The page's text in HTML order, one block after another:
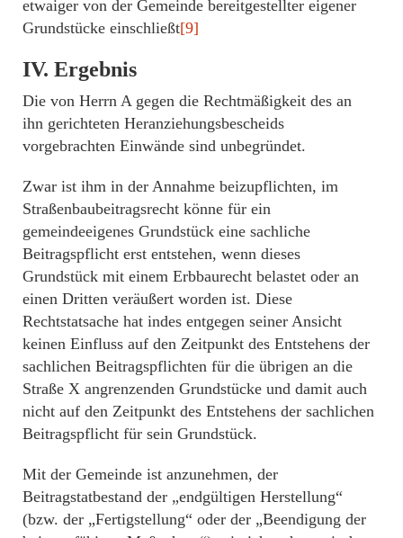
etwaiger von der Gemeinde bereitgestellter eigener
Grundstücke einschließt[9]
IV. Ergebnis
Die von Herrn A gegen die Rechtmäßigkeit des an
ihn gerichteten Heranziehungsbescheids
vorgebrachten Einwände sind unbegründet.
Zwar ist ihm in der Annahme beizupflichten, im
Straßenbaubeitragsrecht könne für ein
gemeindeeigenes Grundstück eine sachliche
Beitragspflicht erst entstehen, wenn dieses
Grundstück mit einem Erbbaurecht belastet oder an
einen Dritten veräußert worden ist. Diese
Rechtstatsache hat indes entgegen seiner Ansicht
keinen Einfluss auf den Zeitpunkt des Entstehens der
sachlichen Beitragspflichten für die übrigen an die
Straße X angrenzenden Grundstücke und damit auch
nicht auf den Zeitpunkt des Entstehens der sachlichen
Beitragspflicht für sein Grundstück.
Mit der Gemeinde ist anzunehmen, der
Beitragstatbestand der „endgültigen Herstellung“
(bzw. der „Fertigstellung“ oder der „Beendigung der